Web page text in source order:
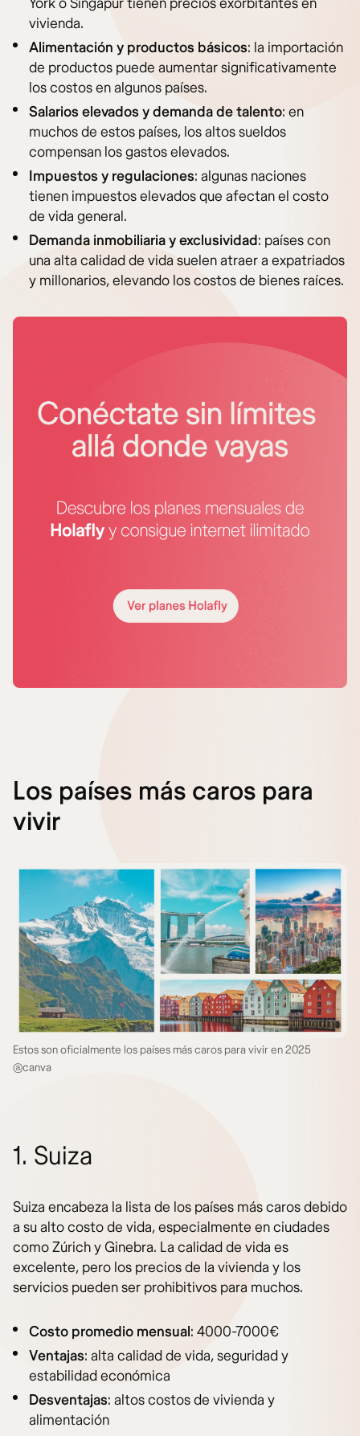
York o Singapur tienen precios exorbitantes en
vivienda.
Alimentación y productos básicos: la importación
de productos puede aumentar significativamente
los costos en algunos países.
Salarios elevados y demanda de talento: en
muchos de estos países, los altos sueldos
compensan los gastos elevados.
Impuestos y regulaciones: algunas naciones
tienen impuestos elevados que afectan el costo
de vida general.
Demanda inmobiliaria y exclusividad: países con
una alta calidad de vida suelen atraer a expatriados
y millonarios, elevando los costos de bienes raíces.
Los países más caros para
vivir
Estos son oficialmente los países más caros para vivir en 2025
@canva
1. Suiza
Suiza encabeza la lista de los países más caros debido
a su alto costo de vida, especialmente en ciudades
como Zúrich y Ginebra. La calidad de vida es
excelente, pero los precios de la vivienda y los
servicios pueden ser prohibitivos para muchos.
Costo promedio mensual: 4000-7000€
Ventajas: alta calidad de vida, seguridad y
estabilidad económica
Desventajas: altos costos de vivienda y
alimentación